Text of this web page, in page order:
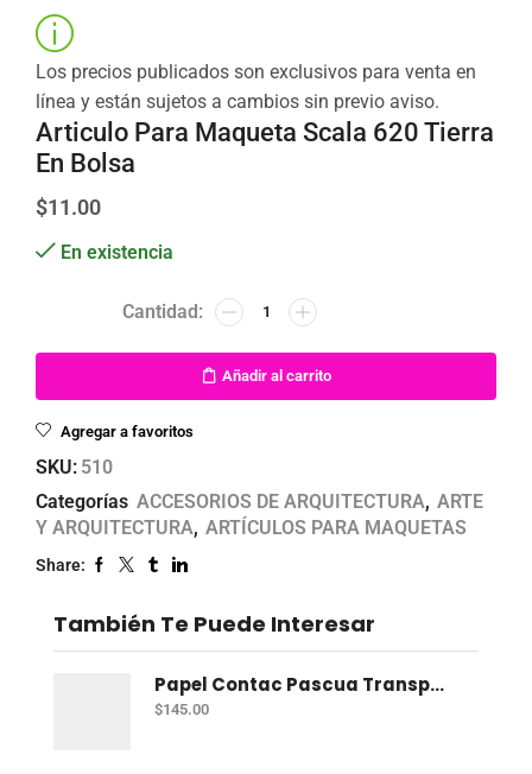
Los precios publicados son exclusivos para venta en
línea y están sujetos a cambios sin previo aviso.
Articulo Para Maqueta Scala 620 Tierra
En Bolsa
$11.00
En existencia
Añadir al carrito
Agregar a favoritos
SKU: 510
Categorías ACCESORIOS DE ARQUITECTURA, ARTE
Y ARQUITECTURA, ARTÍCULOS PARA MAQUETAS
Share:
También Te Puede Interesar
Papel Contac Pascua Transparente 45 Cm X 20 Mt
$145.00